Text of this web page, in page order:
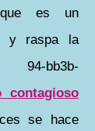
es un
y raspa la
bb3b-
contagioso
se hace